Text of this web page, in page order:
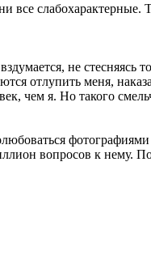
слабохарактерные.
не стесняясь
отлупить меня,
чем я. Но такого
вопросов к нему.